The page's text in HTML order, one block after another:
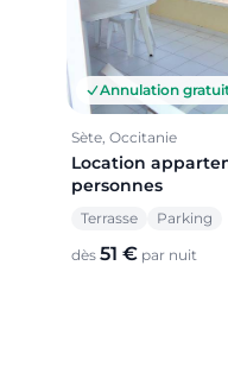
Annulation
Sète, Occitanie
Location
personnes
Terrasse Parking
dès 51 € par nuit